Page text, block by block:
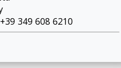
349 608 6210